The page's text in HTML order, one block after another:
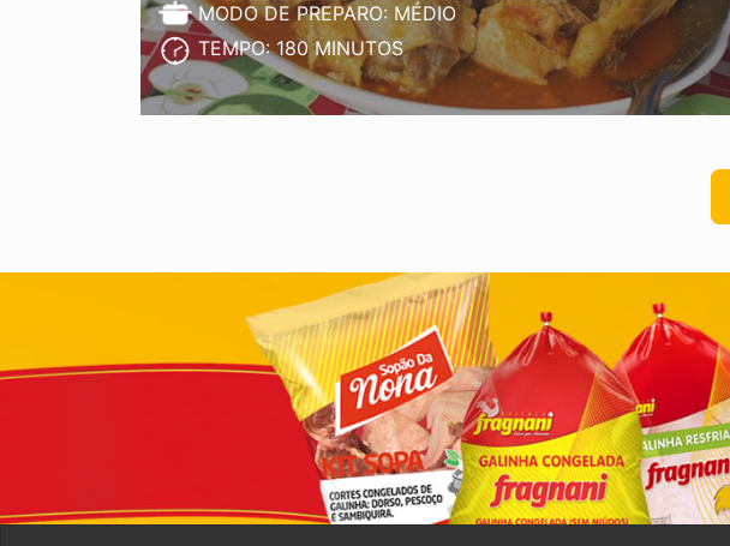
MODO DE PREPARO: MÉDIO
TEMPO: 180 MINUTOS